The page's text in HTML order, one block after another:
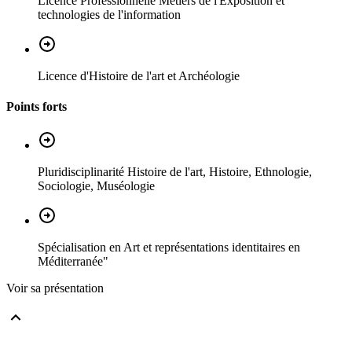
technologies de l'information
Licence d'Histoire de l'art et Archéologie
Points forts
Pluridisciplinarité Histoire de l'art, Histoire, Ethnologie,
Sociologie, Muséologie
Spécialisation en Art et représentations identitaires en
Méditerranée"
Voir sa présentation